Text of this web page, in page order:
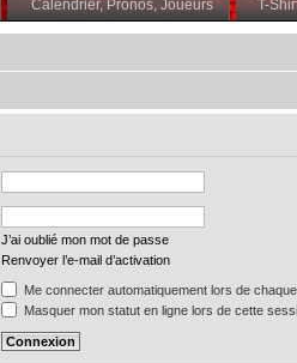
Calendrier,Pronos, Joueurs T-
J’ai oublié mon mot de passe
Renvoyer l’e-mail d’activation
Me connecter automatiquement lors de
Masquer mon statut en ligne lors de cette